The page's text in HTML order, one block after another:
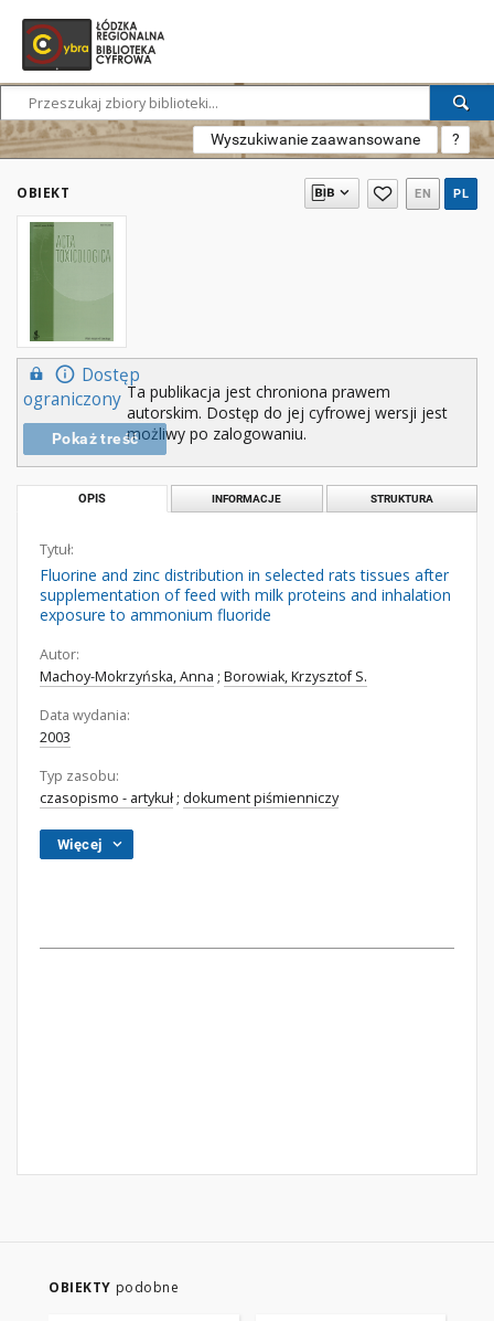
Wyszukiwanie zaawansowane ?
OBIEKT EN PL
Dostęp
ograniczony
Pokaż treść
Ta publikacja jest chroniona prawem
autorskim. Dostęp do jej cyfrowej wersji jest
możliwy po zalogowaniu.
OPIS INFORMACJE STRUKTURA
Tytuł:
Fluorine and zinc distribution in selected rats tissues after
supplementation of feed with milk proteins and inhalation
exposure to ammonium fluoride
Autor:
Machoy-Mokrzyńska, Anna ; Borowiak, Krzysztof S.
Data wydania:
2003
Typ zasobu:
czasopismo - artykuł ; dokument piśmienniczy
Więcej
OBIEKTY podobne